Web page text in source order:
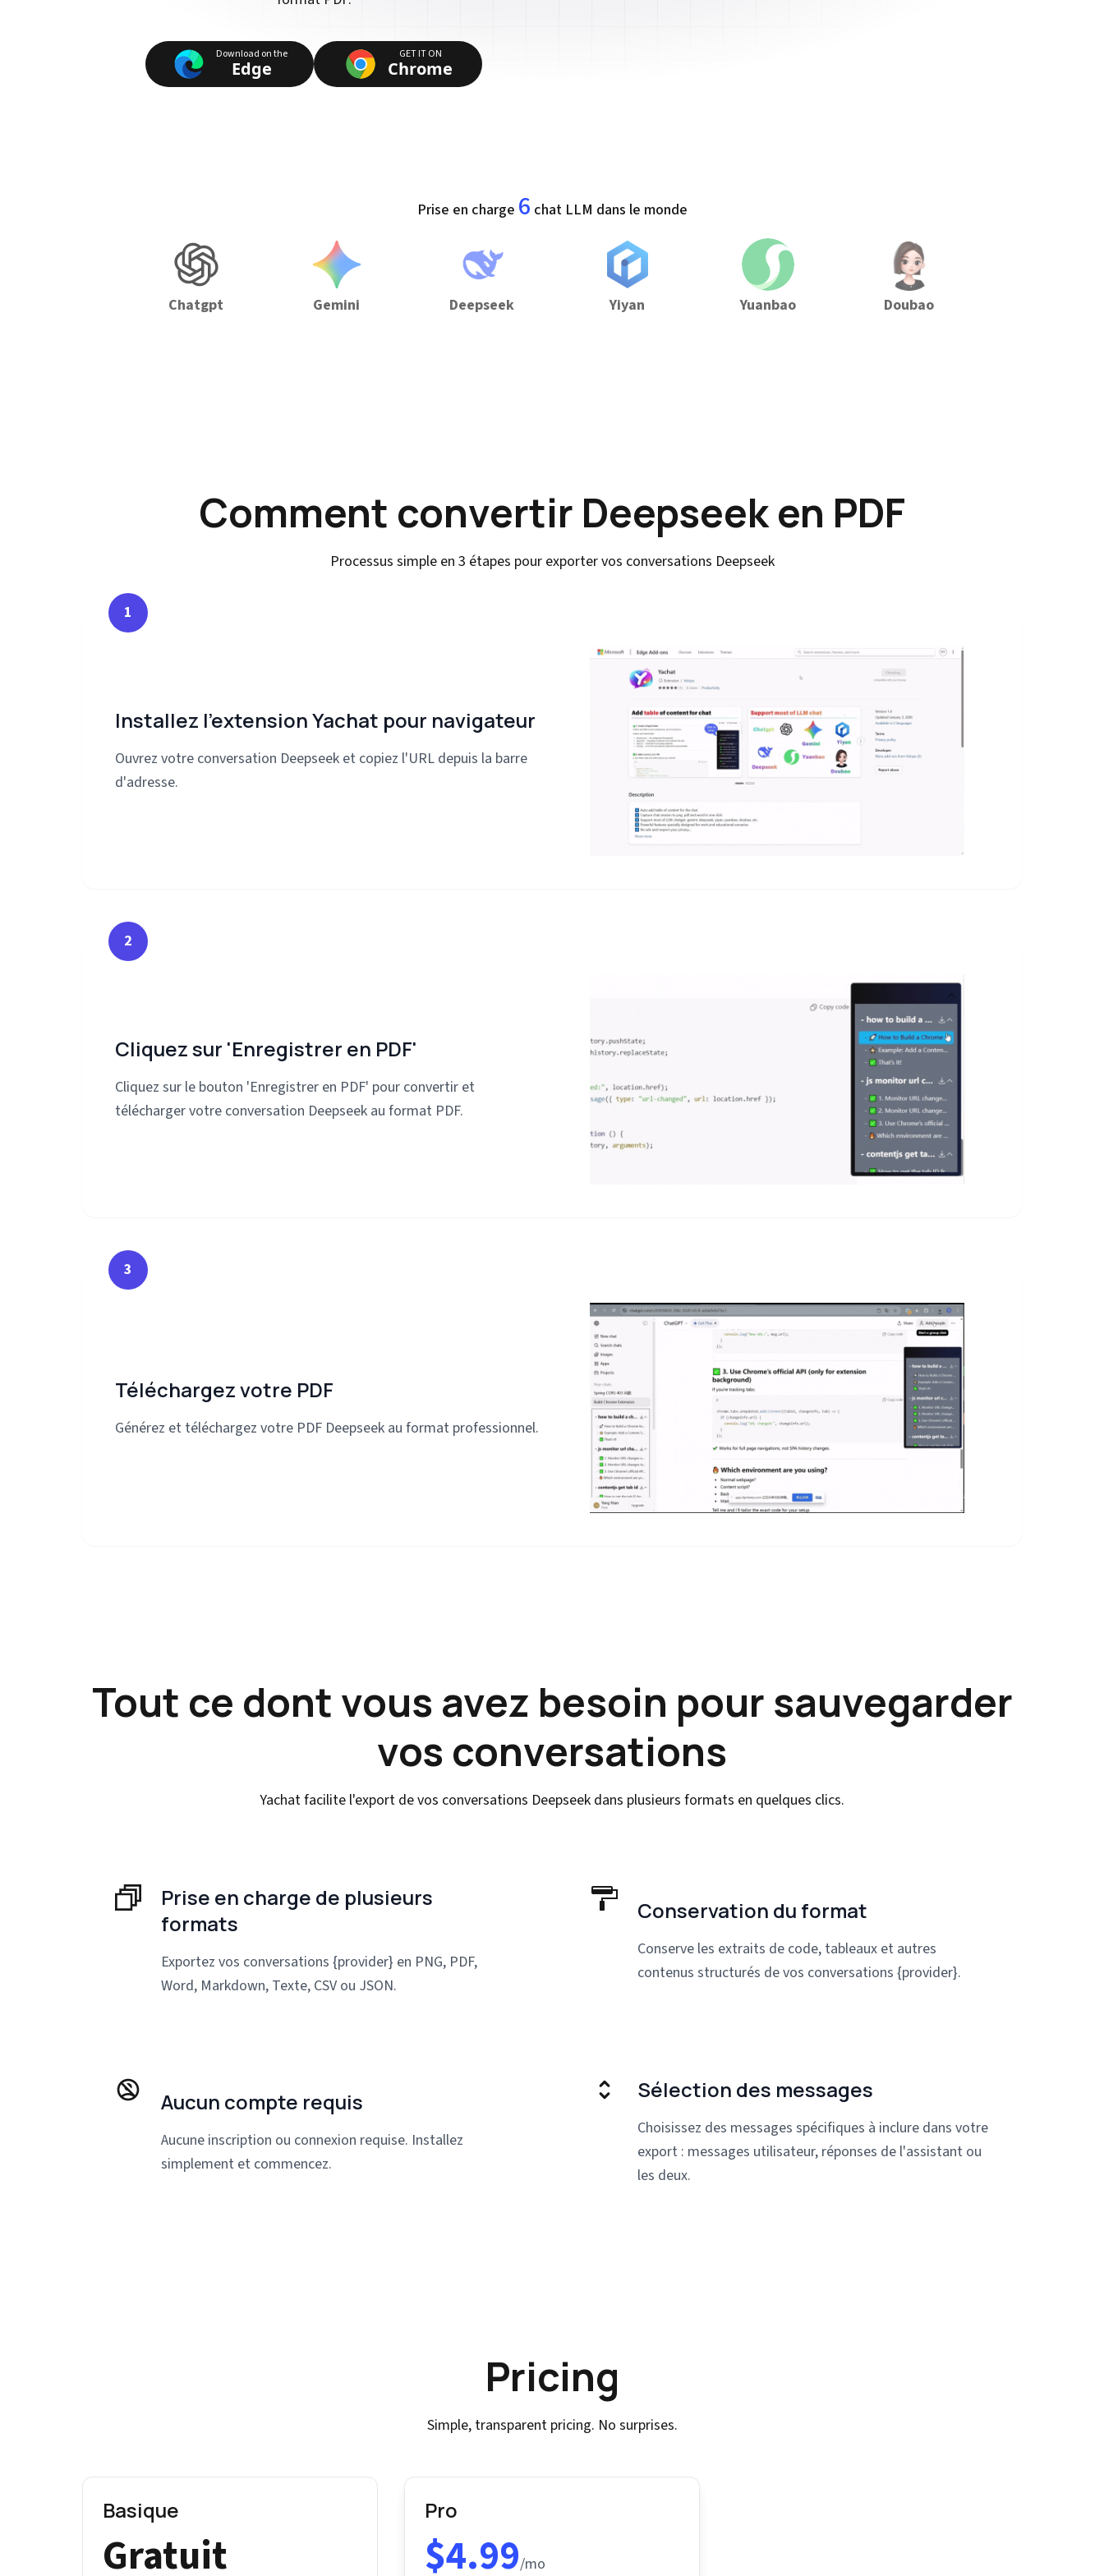
Download on the
Edge
GET IT ON
Chrome
Prise en charge 6 chat LLM dans le monde
Chatgpt Gemini Deepseek Yiyan Yuanbao Doubao
Comment convertir Deepseek en PDF
Processus simple en 3 étapes pour exporter vos conversations Deepseek
1
Installez l'extension Yachat pour navigateur
Ouvrez votre conversation Deepseek et copiez l'URL depuis la barre
d'adresse.
2
Cliquez sur 'Enregistrer en PDF'
Cliquez sur le bouton 'Enregistrer en PDF' pour convertir et
télécharger votre conversation Deepseek au format PDF.
3
Téléchargez votre PDF
Générez et téléchargez votre PDF Deepseek au format professionnel.
Tout ce dont vous avez besoin pour sauvegarder
vos conversations
Yachat facilite l'export de vos conversations Deepseek dans plusieurs formats en quelques clics.
Prise en charge de plusieurs
formats
Exportez vos conversations {provider} en PNG, PDF,
Word, Markdown, Texte, CSV ou JSON.
Conservation du format
Conserve les extraits de code, tableaux et autres
contenus structurés de vos conversations {provider}.
Aucun compte requis
Aucune inscription ou connexion requise. Installez
simplement et commencez.
Sélection des messages
Choisissez des messages spécifiques à inclure dans votre
export : messages utilisateur, réponses de l'assistant ou
les deux.
Pricing
Simple, transparent pricing. No surprises.
Basique
Gratuit
Pro
$4.99/mo